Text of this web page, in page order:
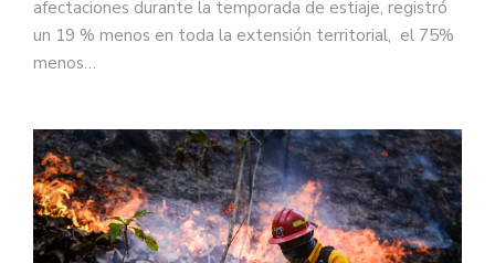
afectaciones durante la temporada de estiaje, registró
un 19 % menos en toda la extensión territorial, el 75%
menos…